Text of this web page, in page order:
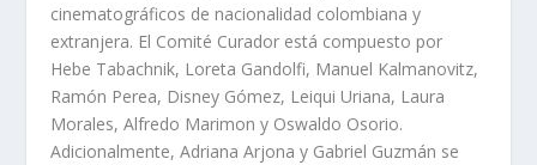
cinematográficos de nacionalidad colombiana y
extranjera. El Comité Curador está compuesto por
Hebe Tabachnik, Loreta Gandolfi, Manuel Kalmanovitz,
Ramón Perea, Disney Gómez, Leiqui Uriana, Laura
Morales, Alfredo Marimon y Oswaldo Osorio.
Adicionalmente, Adriana Arjona y Gabriel Guzmán se